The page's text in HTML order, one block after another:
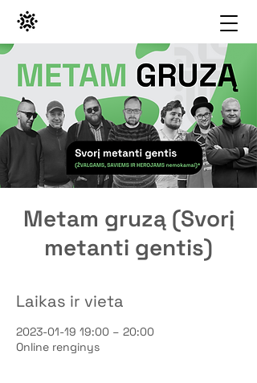
Metam gruzą (Svorį
metanti gentis)
Laikas ir vieta
2023-01-19 19:00 – 20:00
Online renginys